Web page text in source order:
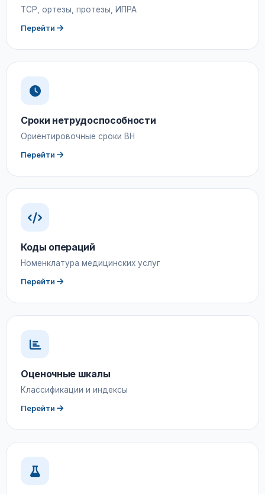
ТСР, ортезы, протезы, ИПРА
Перейти
Сроки нетрудоспособности
Ориентировочные сроки ВН
Перейти
Коды операций
Номенклатура медицинских услуг
Перейти
Оценочные шкалы
Классификации и индексы
Перейти